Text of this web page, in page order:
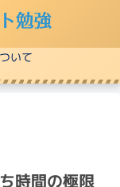
いて
時間の極限